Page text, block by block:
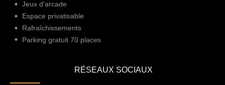
Jeux d'arcade
Espace privatisable
Rafraîchissements
Parking gratuit 70 places
RÉSEAUX SOCIAUX